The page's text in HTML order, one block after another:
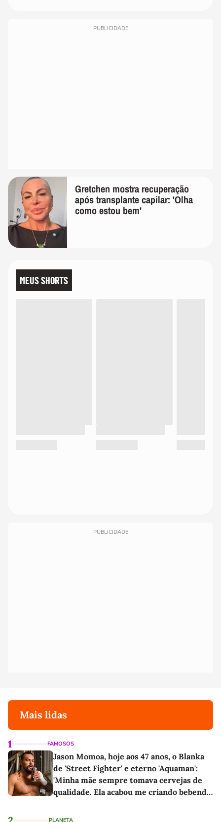
PUBLICIDADE
Gretchen mostra recuperação
após transplante capilar: 'Olha
como estou bem'
MEUS SHORTS
PUBLICIDADE
Mais lidas
1 FAMOSOS
Jason Momoa, hoje aos 47 anos, o Blanka
de 'Street Fighter' e eterno 'Aquaman':
'Minha mãe sempre tomava cervejas de
qualidade. Ela acabou me criando bebendo
PLANETA